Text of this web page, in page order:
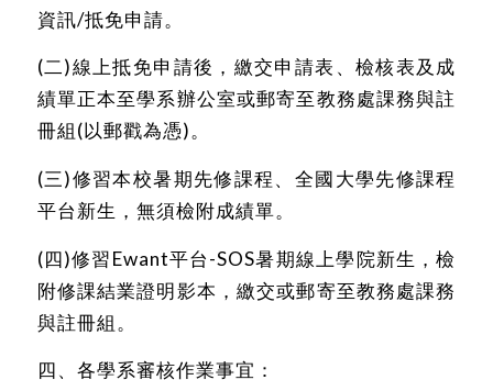
資訊/抵免申請。
(二)線上抵免申請後，繳交申請表、檢核表及成
績單正本至學系辦公室或郵寄至教務處課務與註
冊組(以郵戳為憑)。
(三)修習本校暑期先修課程、全國大學先修課程
平台新生，無須檢附成績單。
(四)修習Ewant平台-SOS暑期線上學院新生，檢
附修課結業證明影本，繳交或郵寄至教務處課務
與註冊組。
四、各學系審核作業事宜：